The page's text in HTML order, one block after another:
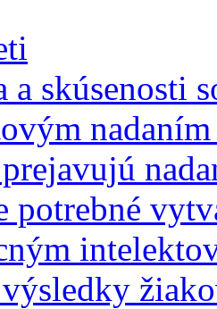
a skúsenosti
potrebné